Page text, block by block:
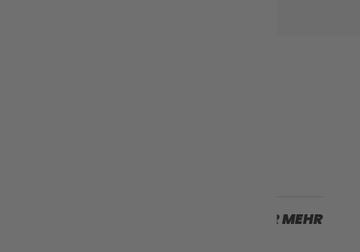
SCROLLEN SIE FÜR MEHR